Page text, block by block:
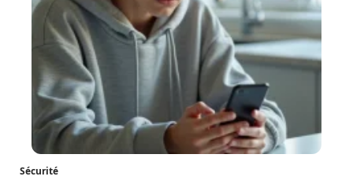
Sécurité